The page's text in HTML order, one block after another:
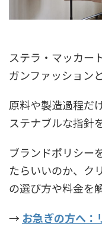
ステラ・マッカー
ガンファッション
原料や製造過程だ
ステナブルな指針
ブランドポリシー
たらいいのか、ク
の選び方や料金を
→ お急ぎの方へ：